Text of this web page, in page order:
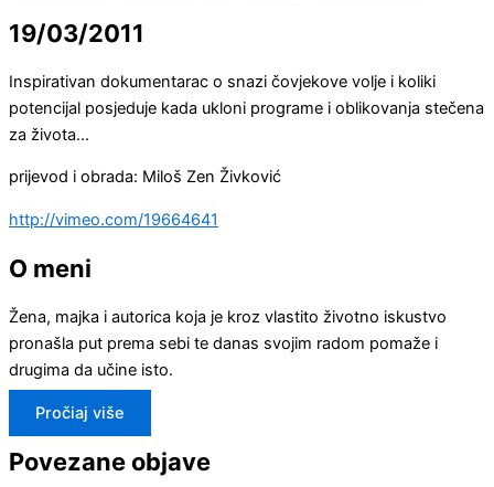
19/03/2011
Inspirativan dokumentarac o snazi čovjekove volje i koliki
potencijal posjeduje kada ukloni programe i oblikovanja stečena
za života…
prijevod i obrada: Miloš Zen Živković
http://vimeo.com/19664641
O meni
Žena, majka i autorica koja je kroz vlastito životno iskustvo
pronašla put prema sebi te danas svojim radom pomaže i
drugima da učine isto.
Pročiaj više
Povezane objave